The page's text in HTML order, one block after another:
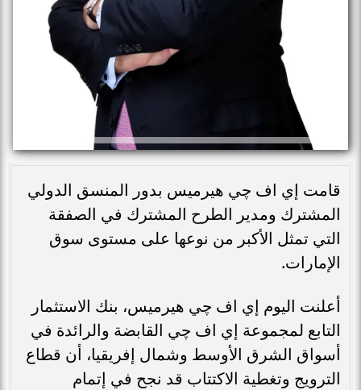
قامت إي اف چي هيرميس بدور المنسق الدولي
المشترك ومدير الطرح المشترك في الصفقة
التي تمثل الأكبر من نوعها على مستوى سوق
الإمارات.
أعلنت اليوم إي اف چي هيرميس، بنك الاستثمار
التابع لمجموعة إي اف چي القابضة والرائدة في
أسواق الشرق الأوسط وشمال إفريقيا، أن قطاع
الترويج وتغطية الاكتتاب قد نجح في إتمام